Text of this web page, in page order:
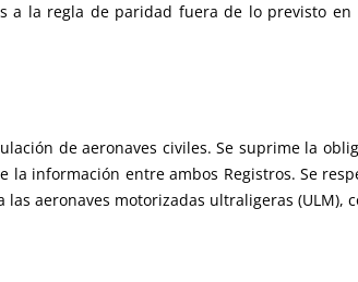
la regla de paridad fuera de lo previsto en
de aeronaves civiles. Se suprime la
información entre ambos Registros. Se
aeronaves motorizadas ultraligeras (ULM),